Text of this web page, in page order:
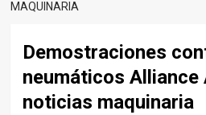
MAQUINARIA
Demostraciones
neumáticos Alliance
noticias maquinaria